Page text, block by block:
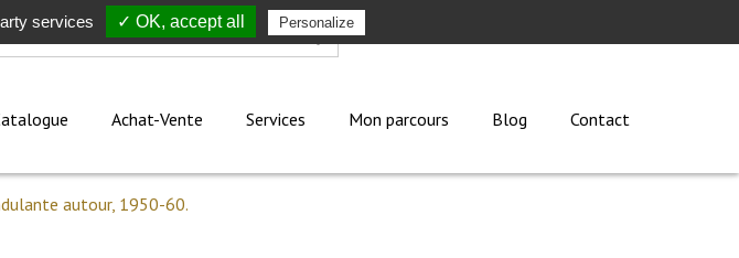
Achat-Vente Services Mon parcours Blog Contact
autour, 1950-60.
services ✓ OK, accept all Personalize